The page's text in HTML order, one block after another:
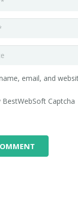
email, and
Captcha